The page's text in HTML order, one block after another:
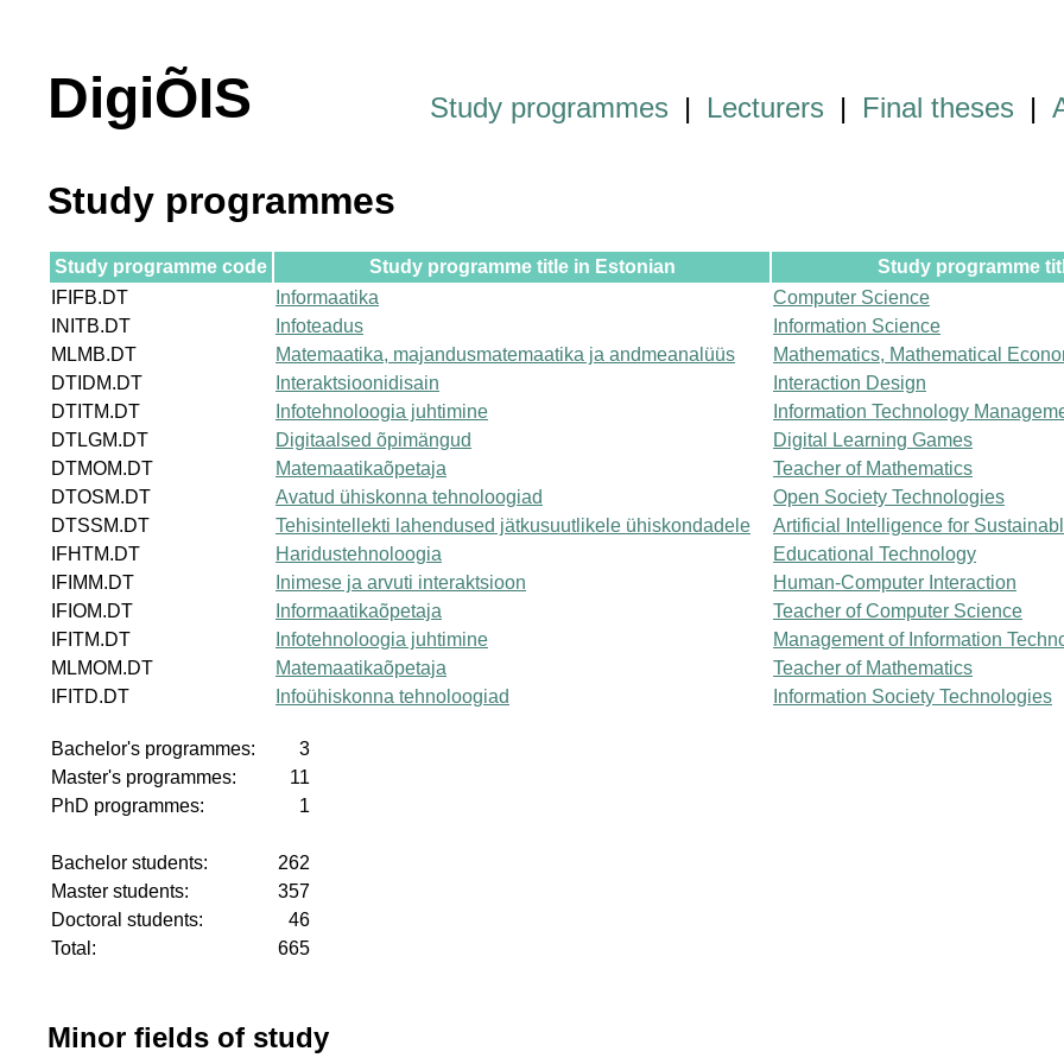
DigiÕIS Study programmes | Lecturers | Final theses |
Study programmes
Study programme code Study programme title in Estonian
Study programme
IFIFB.DT
Informaatika
Computer Science
INITB.DT
Infoteadus
Information Science
MLMB.DT
Matemaatika, majandusmatemaatika ja andmeanalüüs
Mathematics, Mathematical
DTIDM.DT
Interaktsioonidisain
Interaction Design
DTITM.DT
Infotehnoloogia juhtimine
Information Technology
DTLGM.DT
Digitaalsed õpimängud
Digital Learning Games
DTMOM.DT
Matemaatikaõpetaja
Teacher of Mathematics
DTOSM.DT
Avatud ühiskonna tehnoloogiad
Open Society Technologies
DTSSM.DT
Tehisintellekti lahendused jätkusuutlikele ühiskondadele
Artificial Intelligence for
IFHTM.DT
Haridustehnoloogia
Educational Technology
IFIMM.DT
Inimese ja arvuti interaktsioon
Human-Computer Interaction
IFIOM.DT
Informaatikaõpetaja
Teacher of Computer Science
IFITM.DT
Infotehnoloogia juhtimine
Management of Information
MLMOM.DT
Matemaatikaõpetaja
Teacher of Mathematics
IFITD.DT
Infoühiskonna tehnoloogiad Information Society Technologies
Bachelor's programmes:
3
Master's programmes:
11
PhD programmes:
1
Bachelor students:
262
Master students:
357
Doctoral students:
46
Total:
665
Minor fields of study